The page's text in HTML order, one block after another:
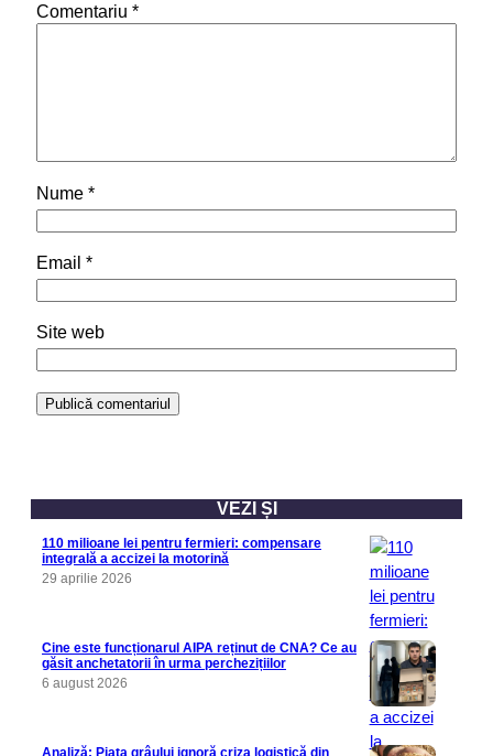
Comentariu *
Nume *
Email *
Site web
VEZI ȘI
110 milioane lei pentru fermieri: compensare
integrală a accizei la motorină
29 aprilie 2026
Cine este funcționarul AIPA reținut de CNA? Ce au
găsit anchetatorii în urma perchezițiilor
6 august 2026
Analiză: Piața grâului ignoră criza logistică din